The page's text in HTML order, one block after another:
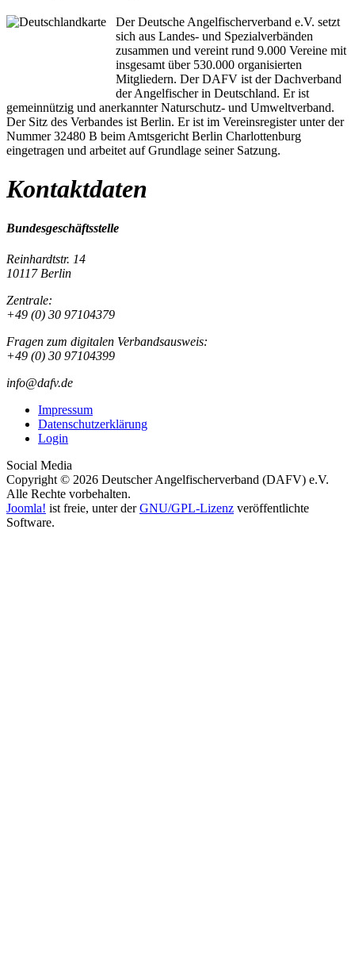
Der Deutsche Angelfischerverband e.V. setzt
sich aus Landes- und Spezialverbänden
zusammen und vereint rund 9.000 Vereine mit
insgesamt über 530.000 organisierten
Mitgliedern. Der DAFV ist der Dachverband
der Angelfischer in Deutschland. Er ist
gemeinnützig und anerkannter Naturschutz- und Umweltverband.
Der Sitz des Verbandes ist Berlin. Er ist im Vereinsregister unter der
Nummer 32480 B beim Amtsgericht Berlin Charlottenburg
eingetragen und arbeitet auf Grundlage seiner Satzung.
Kontaktdaten
Bundesgeschäftsstelle
Reinhardtstr. 14
10117 Berlin
Zentrale:
+49 (0) 30 97104379
Fragen zum digitalen Verbandsausweis:
+49 (0) 30 97104399
info@dafv.de
Impressum
Datenschutzerklärung
Login
Social Media
Copyright © 2026 Deutscher Angelfischerverband (DAFV) e.V.
Alle Rechte vorbehalten.
Joomla! ist freie, unter derGNU/GPL-Lizenz veröffentlichte
Software.